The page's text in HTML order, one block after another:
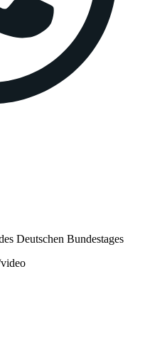
Deutschen Bundestages